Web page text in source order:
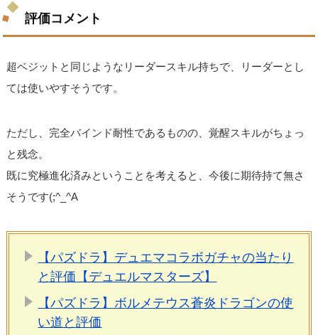
評価コメント
超ベジットと同じようなリーダースキル持ちで、リーダーとし
ては使いやすそうです。
ただし、完全バインド耐性であるものの、覚醒スキルがちょっ
と残念。
既に究極進化済みということを考えると、今後に期待持て無さ
そうです(;^_^A
【パズドラ】デュエマコラボガチャの当たり
と評価【デュエルマスターズ】
【パズドラ】ボルメテウス蒼炎ドラゴンの使
い道と評価